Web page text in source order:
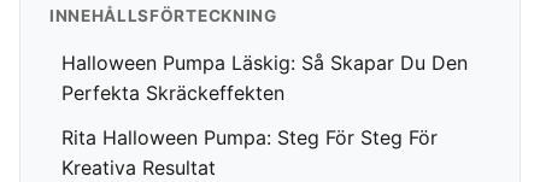
Ergonomisk Kudde
Enkelsäng
Fåtölj
Torktumlare
Tvättmaskin
In ear hörlurar
Liten bluetooth högtalare
Multiroom högtalare
On ear hörlurar
Partyhögtalare
TV 65 Tum
TV
Utomhushögtalare
Wifi högtalare
Magnesium zink
MASSAGE & VÄLBEFINNANDE
Massagestol
Träningsklocka herr
INNEHÅLLSFÖRTECKNING
Halloween Pumpa Läskig: Så Skapar Du Den
Perfekta Skräckeffekten
Rita Halloween Pumpa: Steg För Steg För
Kreativa Resultat